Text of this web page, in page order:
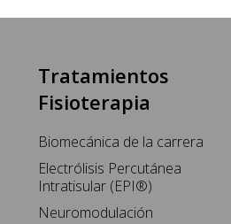
Tratamientos
Fisioterapia
Biomecánica de la carrera
Electrólisis Percutánea
Intratisular (EPI®)
Neuromodulación